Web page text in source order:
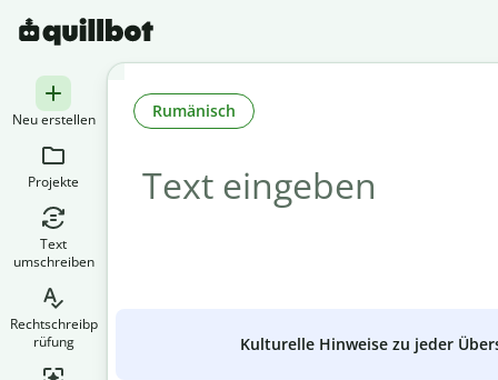
Neu erstellen
Projekte
Text
umschreiben
Rechtschreibp
rüfung
Rumänisch
Kulturelle Hinweise zu jeder